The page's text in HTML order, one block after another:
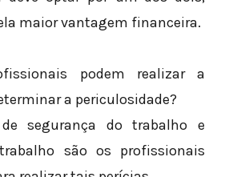
maior vantagem financeira.
podem realizar a
a periculosidade?
de segurança do trabalho e
são os profissionais